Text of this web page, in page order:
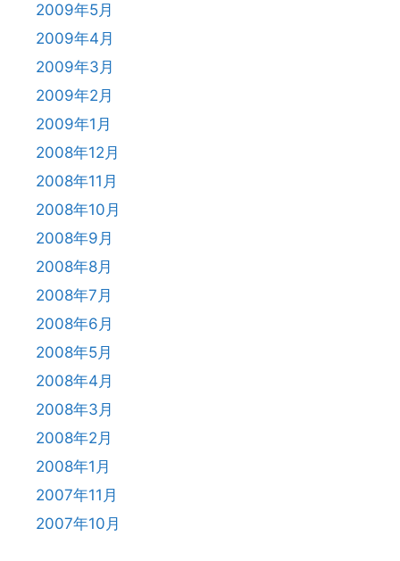
2009年5月
2009年4月
2009年3月
2009年2月
2009年1月
2008年12月
2008年11月
2008年10月
2008年9月
2008年8月
2008年7月
2008年6月
2008年5月
2008年4月
2008年3月
2008年2月
2008年1月
2007年11月
2007年10月